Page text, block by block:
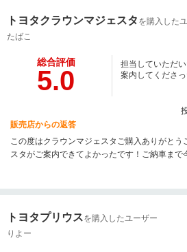
トヨタクラウンマジェスタ を購入した
たばこ
総合評価
5.0
担当していただ
案内してくださ
販売店からの返答
この度はクラウンマジェスタご購入ありがとう
スタがご案内できてよかったです！ご納車まで
トヨタプリウスを購入したユーザー
りよー